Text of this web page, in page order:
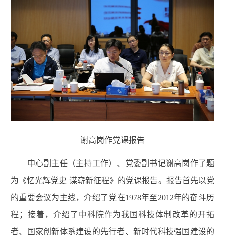
谢高岗作党课报告
中心副主任（主持工作）、党委副书记谢高岗作了题
为《忆光辉党史 谋崭新征程》的党课报告。报告首先以党
的重要会议为主线，介绍了党在1978年至2012年的奋斗历
程；接着，介绍了中科院作为我国科技体制改革的开拓
者、国家创新体系建设的先行者、新时代科技强国建设的